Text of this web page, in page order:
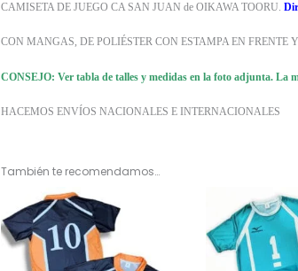
CAMISETA DE JUEGO CA SAN JUAN de OIKAWA TOORU.
CON MANGAS, DE POLIÉSTER CON ESTAMPA EN
CONSEJO: Ver tabla de talles y medidas en la foto adjunta. La
HACEMOS ENVÍOS NACIONALES E INTERNACIONALES
También te recomendamos…
producto
tiene
múltiples
variantes.